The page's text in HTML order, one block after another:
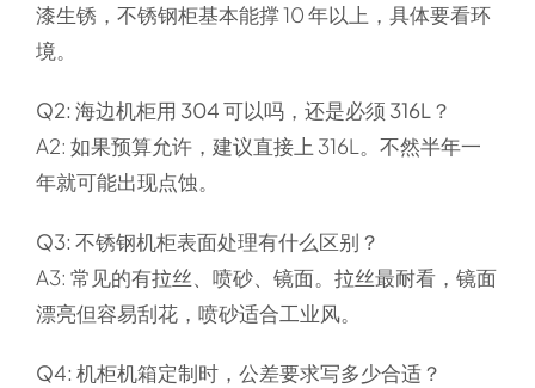
漆生锈，不锈钢柜基本能撑 10 年以上，具体要看环
境。
Q2: 海边机柜用 304 可以吗，还是必须 316L？
A2: 如果预算允许，建议直接上 316L。不然半年一
年就可能出现点蚀。
Q3: 不锈钢机柜表面处理有什么区别？
A3: 常见的有拉丝、喷砂、镜面。拉丝最耐看，镜面
漂亮但容易刮花，喷砂适合工业风。
Q4: 机柜机箱定制时，公差要求写多少合适？